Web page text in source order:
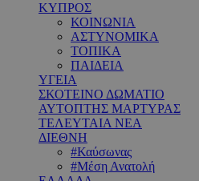
ΚΥΠΡΟΣ
ΚΟΙΝΩΝΙΑ
ΑΣΤΥΝΟΜΙΚΑ
ΤΟΠΙΚΑ
ΠΑΙΔΕΙΑ
ΥΓΕΙΑ
ΣΚΟΤΕΙΝΟ ΔΩΜΑΤΙΟ
ΑΥΤΟΠΤΗΣ ΜΑΡΤΥΡΑΣ
ΤΕΛΕΥΤΑΙΑ ΝΕΑ
ΔΙΕΘΝΗ
#Καύσωνας
#Μέση Ανατολή